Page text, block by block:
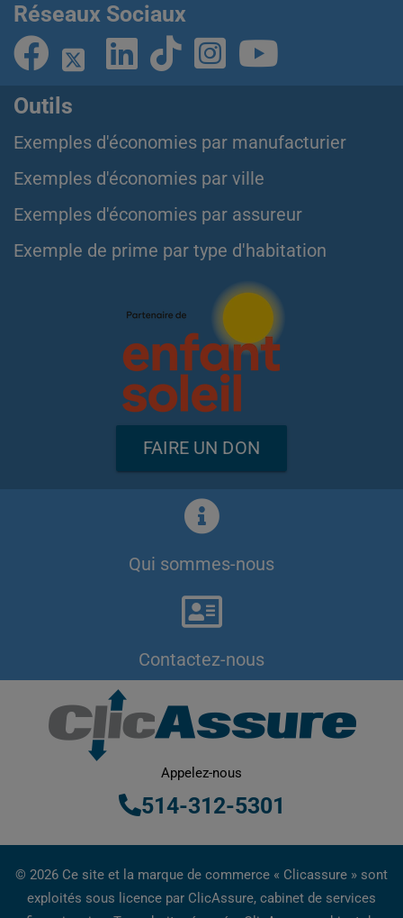
Réseaux Sociaux
Outils
Exemples d'économies par manufacturier
Exemples d'économies par ville
Exemples d'économies par assureur
Exemple de prime par type d'habitation
FAIRE UN DON
Qui sommes-nous
Contactez-nous
Appelez-nous
514-312-5301
© 2026 Ce site et la marque de commerce « Clicassure » sont
exploités sous licence par ClicAssure, cabinet de services